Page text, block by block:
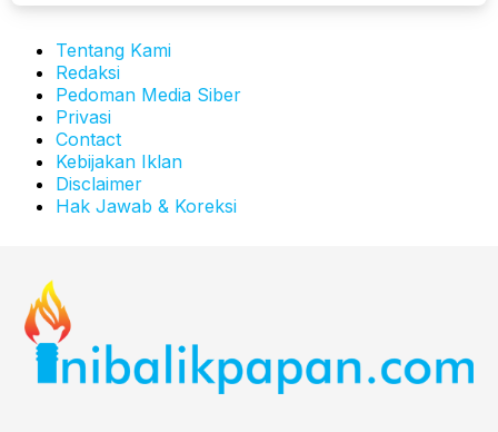
Tentang Kami
Redaksi
Pedoman Media Siber
Privasi
Contact
Kebijakan Iklan
Disclaimer
Hak Jawab & Koreksi